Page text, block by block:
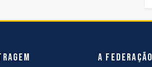
A Federação